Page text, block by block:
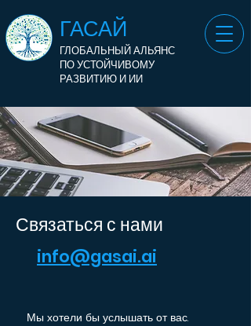
ГАСАЙ
ГЛОБАЛЬНЫЙ АЛЬЯНС
ПО УСТОЙЧИВОМУ
РАЗВИТИЮ И ИИ
Связаться с нами
info@gasai.ai
Мы хотели бы услышать от вас.